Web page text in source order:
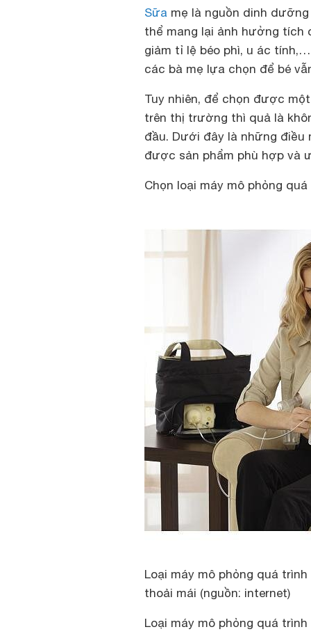
Sữa mẹ là nguồn dinh
thể mang lại ảnh hưởng tích
giảm tỉ lệ béo phì, u ác
các bà mẹ lựa chọn để bé
Tuy nhiên, để chọn được
trên thị trường thì quả là
đầu. Dưới đây là những
được sản phẩm phù hợp và
Chọn loại máy mô phỏng
Loại máy mô phỏng quá
thoải mái (nguồn: internet)
Loại máy mô phỏng quá